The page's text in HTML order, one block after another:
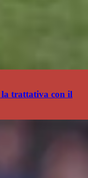
la trattativa con il